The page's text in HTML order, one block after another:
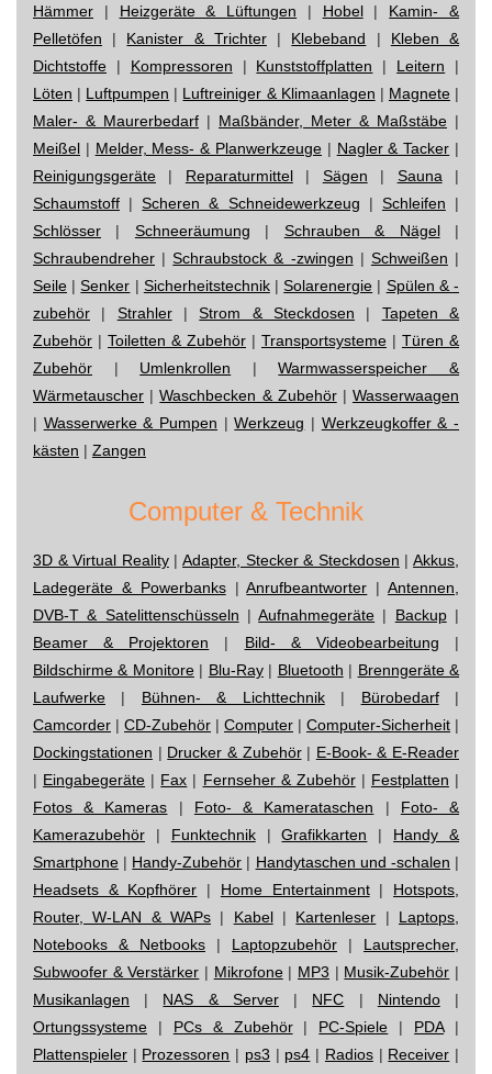
Hämmer | Heizgeräte & Lüftungen | Hobel| Kamin- &
Pelletöfen | Kanister & Trichter| Klebeband | Kleben &
Dichtstoffe | Kompressoren | Kunststoffplatten | Leitern |
Löten | Luftpumpen | Luftreiniger & Klimaanlagen | Magnete|
Maler- & Maurerbedarf | Maßbänder, Meter & Maßstäbe |
Meißel | Melder, Mess- & Planwerkzeuge | Nagler & Tacker |
Reinigungsgeräte | Reparaturmittel| Sägen | Sauna |
Schaumstoff |Scheren & Schneidewerkzeug | Schleifen |
Schlösser | Schneeräumung | Schrauben & Nägel|
Schraubendreher |Schraubstock & -zwingen | Schweißen |
Seile |Senker | Sicherheitstechnik|Solarenergie | Spülen & -
zubehör | Strahler|Strom & Steckdosen | Tapeten &
Zubehör | Toiletten & Zubehör | Transportsysteme | Türen &
Zubehör | Umlenkrollen |Warmwasserspeicher &
Wärmetauscher |Waschbecken & Zubehör|Wasserwaagen
| Wasserwerke & Pumpen |Werkzeug | Werkzeugkoffer & -
kästen | Zangen
Computer & Technik
3D & Virtual Reality|Adapter, Stecker & Steckdosen |Akkus,
Ladegeräte & Powerbanks|Anrufbeantworter |Antennen,
DVB-T & Satelittenschüsseln |Aufnahmegeräte | Backup|
Beamer & Projektoren | Bild- & Videobearbeitung |
Bildschirme & Monitore| Blu-Ray| Bluetooth | Brenngeräte &
Laufwerke | Bühnen- & Lichttechnik| Bürobedarf|
Camcorder | CD-Zubehör | Computer | Computer-Sicherheit |
Dockingstationen | Drucker & Zubehör| E-Book- & E-Reader
| Eingabegeräte | Fax | Fernseher & Zubehör| Festplatten |
Fotos & Kameras | Foto- & Kamerataschen | Foto- &
Kamerazubehör | Funktechnik|Grafikkarten | Handy &
Smartphone | Handy-Zubehör | Handytaschen und -schalen |
Headsets & Kopfhörer | Home Entertainment| Hotspots,
Router, W-LAN & WAPs | Kabel| Kartenleser | Laptops,
Notebooks & Netbooks | Laptopzubehör | Lautsprecher,
Subwoofer & Verstärker | Mikrofone| MP3 | Musik-Zubehör |
Musikanlagen | NAS & Server| NFC | Nintendo|
Ortungssysteme | PCs & Zubehör| PC-Spiele | PDA|
Plattenspieler | Prozessoren | ps3 | ps4 | Radios| Receiver |